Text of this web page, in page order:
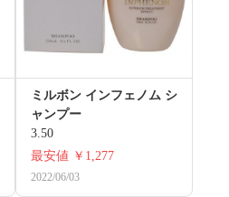
ミルボン インフェノム シ
ャンプー
3.50
最安値 ￥1,277
2022/06/03